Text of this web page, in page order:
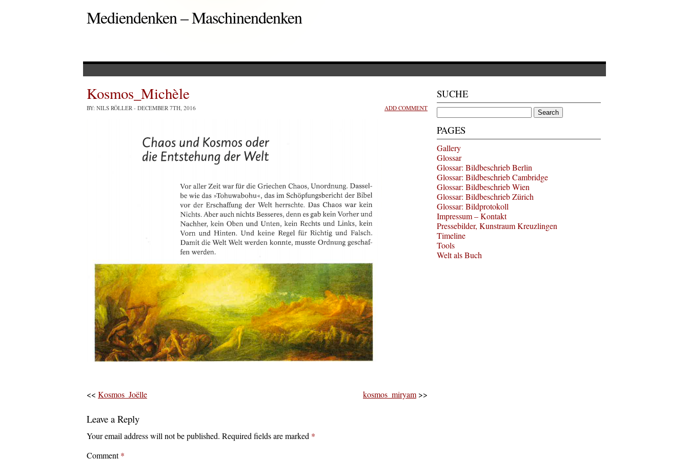
Mediendenken – Maschinendenken
Kosmos_Michèle
BY: NILS RÖLLER - DECEMBER 7TH, 2016 ADD COMMENT
<< Kosmos_Joëlle kosmos_miryam >>
Leave a Reply
Your email address will not be published. Required fields are marked *
Comment*
SUCHE
Search
for:
PAGES
Gallery
Glossar
Glossar: Bildbeschrieb Berlin
Glossar: Bildbeschrieb Cambridge
Glossar: Bildbeschrieb Wien
Glossar: Bildbeschrieb Zürich
Glossar: Bildprotokoll
Impressum – Kontakt
Pressebilder, Kunstraum Kreuzlingen
Timeline
Tools
Welt als Buch